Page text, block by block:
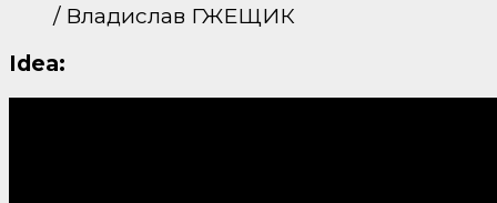
/ Владислав ГЖЕЩИК
Idea: